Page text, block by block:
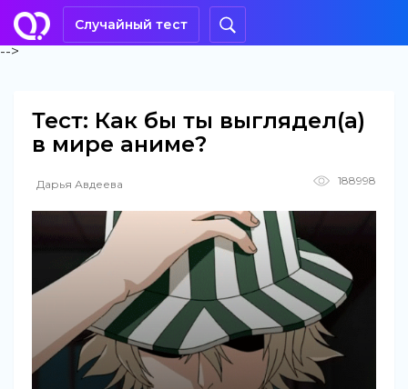
Случайный тест
-->
Тест: Как бы ты выглядел(а)
в мире аниме?
Дарья Авдеева 188998